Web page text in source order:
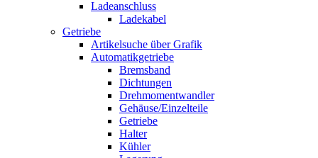
Ladeanschluss
Ladekabel
Getriebe
Artikelsuche über Grafik
Automatikgetriebe
Bremsband
Dichtungen
Drehmomentwandler
Gehäuse/Einzelteile
Getriebe
Halter
Kühler